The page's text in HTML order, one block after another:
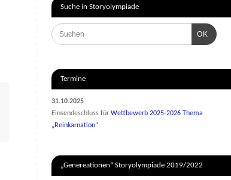
Suche in Storyolympiade
OK
Termine
31.10.2025
Einsendeschluss für Wettbewerb 2025-2026 Thema
„Reinkarnation“
„Genereationen“ Storyolympiade 2019/2022